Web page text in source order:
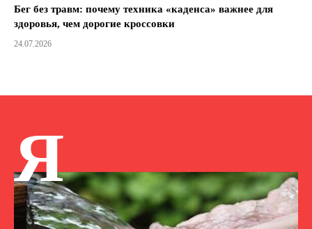
Бег без травм: почему техника «каденса» важнее для
здоровья, чем дорогие кроссовки
24.07.2026
Я